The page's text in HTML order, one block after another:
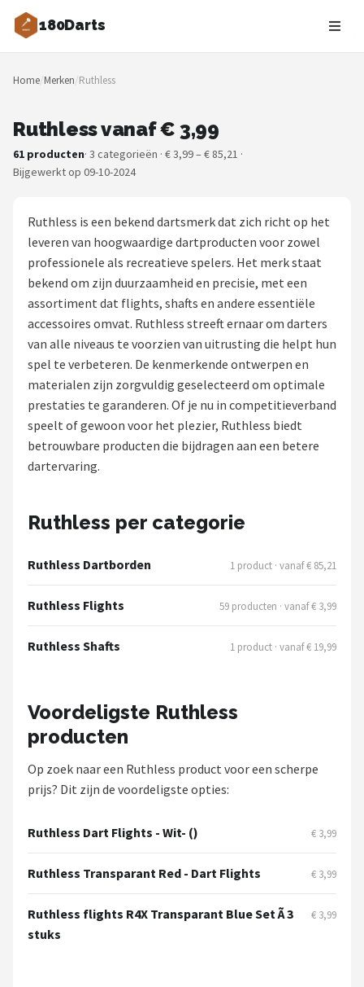
180Darts
Zoeken
NAVIGATIE
Merken
Dartspelers
Toernooien
Spelregels
POPULAIRE MERKEN
Target
ABC Darts
Mission
KOTO
Unicorn
Alle merken →
Home/Merken/Ruthless
Ruthless vanaf € 3,99
61 producten· 3 categorieën · € 3,99 – € 85,21 ·
Bijgewerkt op 09-10-2024
Ruthless is een bekend dartsmerk dat zich richt op het
leveren van hoogwaardige dartproducten voor zowel
professionele als recreatieve spelers. Het merk staat
bekend om zijn duurzaamheid en precisie, met een
assortiment dat flights, shafts en andere essentiële
accessoires omvat. Ruthless streeft ernaar om darters
van alle niveaus te voorzien van uitrusting die helpt hun
spel te verbeteren. De kenmerkende ontwerpen en
materialen zijn zorgvuldig geselecteerd om optimale
prestaties te garanderen. Of je nu in competitieverband
speelt of gewoon voor het plezier, Ruthless biedt
betrouwbare producten die bijdragen aan een betere
dartervaring.
Ruthless per categorie
Ruthless Dartborden 1 product · vanaf € 85,21
Ruthless Flights 59 producten · vanaf € 3,99
Ruthless Shafts 1 product · vanaf € 19,99
Voordeligste Ruthless
producten
Op zoek naar een Ruthless product voor een scherpe
prijs? Dit zijn de voordeligste opties:
Ruthless Dart Flights - Wit- () € 3,99
Ruthless Transparant Red - Dart Flights € 3,99
Ruthless flights R4X Transparant Blue Set Ã 3
stuks
€ 3,99